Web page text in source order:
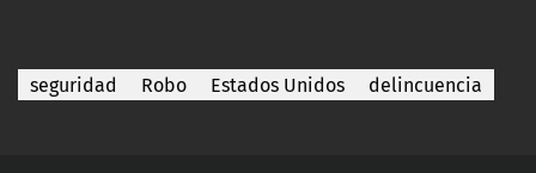
seguridad Robo Estados Unidos delincuencia